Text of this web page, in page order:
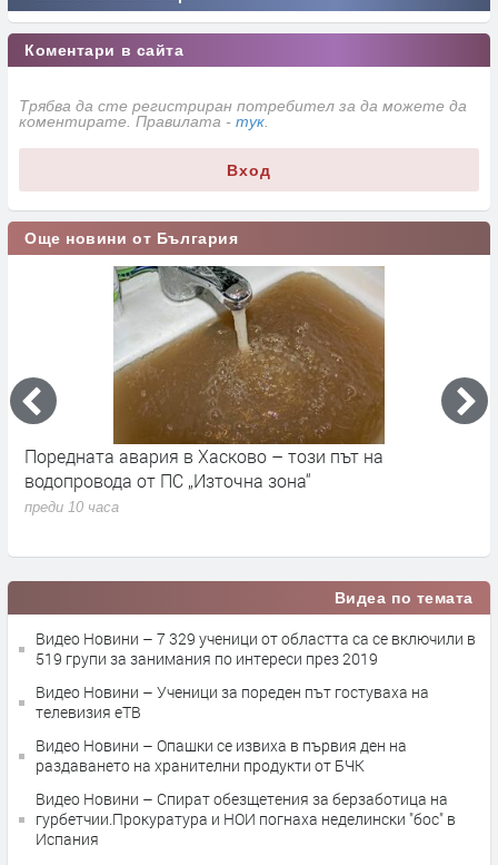
Коментари в сайта
Трябва да сте регистриран потребител за да можете да
коментирате. Правилата - тук
Вход
Още новини от България
Поредната авария в Хасково – този път на
водопровода от ПС „Източна зона“
преди 10 часа
Видеа по темата
Видео Новини – 7 329 ученици от областта са се включили в
519 групи за занимания по интереси през 2019
Видео Новини – Ученици за пореден път гостуваха на
телевизия еТВ
Видео Новини – Опашки се извиха в първия ден на
раздаването на хранителни продукти от БЧК
Видео Новини – Спират обезщетения за берзаботица на
гурбетчии.Прокуратура и НОИ погнаха неделински "бос" в
Испания